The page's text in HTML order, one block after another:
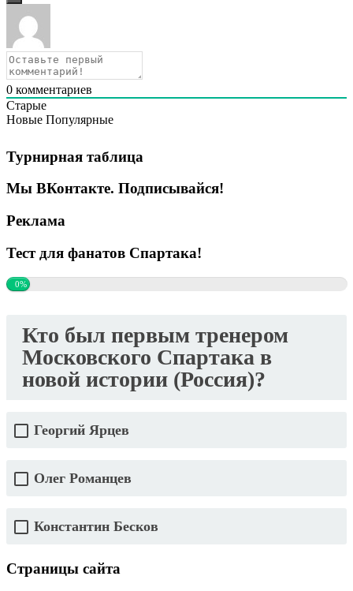
0 комментариев
Старые
Новые Популярные
Турнирная таблица
Мы ВКонтакте. Подписывайся!
Реклама
Тест для фанатов Спартака!
0%
Кто был первым тренером
Московского Спартака в
новой истории (Россия)?
Георгий Ярцев
Олег Романцев
Константин Бесков
Страницы сайта